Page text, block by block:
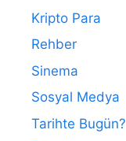
Kripto Para
Rehber
Sinema
Sosyal Medya
Tarihte Bugün?